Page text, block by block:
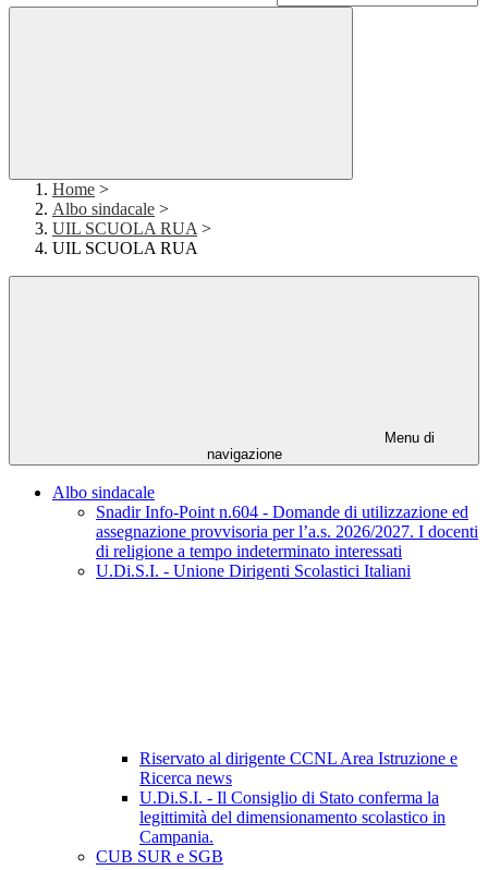
Home >
Albo sindacale >
UIL SCUOLA RUA >
UIL SCUOLA RUA
Menu di
navigazione
Albo sindacale
Snadir Info-Point n.604 - Domande di utilizzazione ed
assegnazione provvisoria per l’a.s. 2026/2027. I docenti
di religione a tempo indeterminato interessati
U.Di.S.I. - Unione Dirigenti Scolastici Italiani
Riservato al dirigente CCNL Area Istruzione e
Ricerca news
U.Di.S.I. - Il Consiglio di Stato conferma la
legittimità del dimensionamento scolastico in
Campania.
CUB SUR e SGB